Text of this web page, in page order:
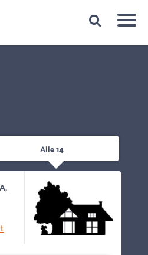
1e gesprek binnen 1 minuut
Alle 14